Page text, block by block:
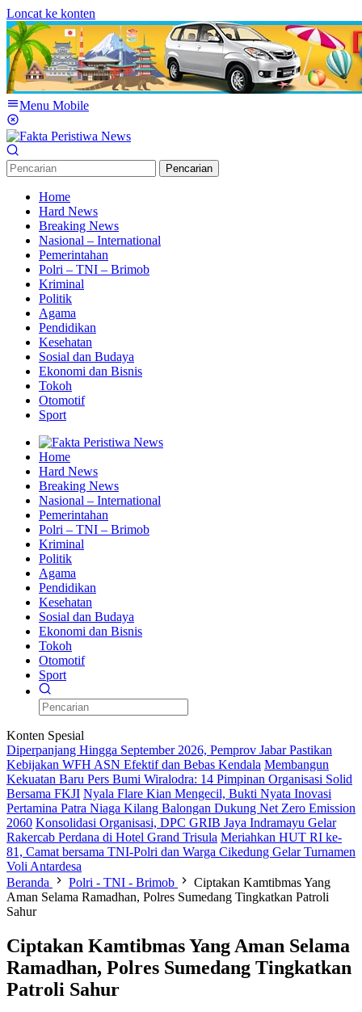
Loncat ke konten
Menu Mobile
Pencarian
Home
Hard News
Breaking News
Nasional – International
Pemerintahan
Polri – TNI – Brimob
Kriminal
Politik
Agama
Pendidikan
Kesehatan
Sosial dan Budaya
Ekonomi dan Bisnis
Tokoh
Otomotif
Sport
Home
Hard News
Breaking News
Nasional – International
Pemerintahan
Polri – TNI – Brimob
Kriminal
Politik
Agama
Pendidikan
Kesehatan
Sosial dan Budaya
Ekonomi dan Bisnis
Tokoh
Otomotif
Sport
Konten Spesial
Diperpanjang Hingga September 2026, Pemprov Jabar Pastikan
Kebijakan WFH ASN Efektif dan Bebas Kendala Membangun
Kekuatan Baru Pers Bumi Wiralodra: 14 Pimpinan Organisasi Solid
Bersama FKJI Nyala Flare Kian Mengecil, Bukti Nyata Inovasi
Pertamina Patra Niaga Kilang Balongan Dukung Net Zero Emission
2060 Konsolidasi Organisasi, DPC GRIB Jaya Indramayu Gelar
Rakercab Perdana di Hotel Grand Trisula Meriahkan HUT RI ke-
81, Camat bersama TNI-Polri dan Warga Cikedung Gelar Turnamen
Voli Antardesa
Beranda
Polri - TNI - Brimob
Ciptakan Kamtibmas Yang
Aman Selama Ramadhan, Polres Sumedang Tingkatkan Patroli
Sahur
Ciptakan Kamtibmas Yang Aman Selama
Ramadhan, Polres Sumedang Tingkatkan
Patroli Sahur